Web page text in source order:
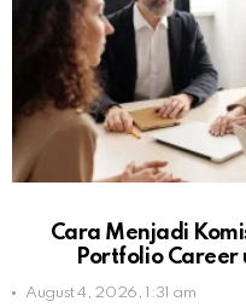
Cara Menjadi
Portfolio Career
August 4, 2026, 1:31 am